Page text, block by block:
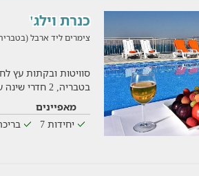
כנרת וילג'
צימרים ליד ארבל (בטבריה,
סוויטות ובקתות עץ
בטבריה, 2 חדרי שינה עם מיטה זוגית וחדר רחצה פרטי עבור כל
מאפיינים
יחידות 7